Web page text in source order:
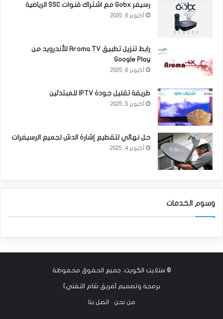
رسيفر Gobx مع اشتراك قنوات SSC الرياضية
أكتوبر 6, 2025
رابط تنزيل تطبيق Aroma TV للأندرويد من
Google Play
أكتوبر 6, 2025
طريقة تقليل جودة IPTV للمبتدئين
أكتوبر 5, 2025
حل نهائي لتقطيع إشارة الدش لجميع الرسيفرات
أكتوبر 4, 2025
وسوم الخدمات
© ستلايت الكويت. جميع الحقوق محفوظة
برمجة وتصميم [فريق شام التقني]
من نحن اتصل بنا